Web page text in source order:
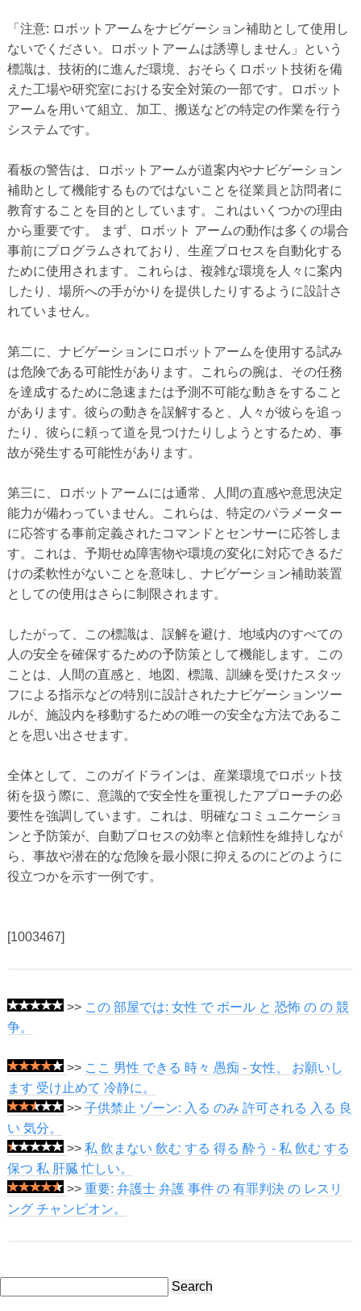
「注意: ロボットアームをナビゲーション補助として使用し
ないでください。ロボットアームは誘導しません」という
標識は、技術的に進んだ環境、おそらくロボット技術を備
えた工場や研究室における安全対策の一部です。ロボット
アームを用いて組立、加工、搬送などの特定の作業を行う
システムです。
看板の警告は、ロボットアームが道案内やナビゲーション
補助として機能するものではないことを従業員と訪問者に
教育することを目的としています。これはいくつかの理由
から重要です。 まず、ロボット アームの動作は多くの場合
事前にプログラムされており、生産プロセスを自動化する
ために使用されます。これらは、複雑な環境を人々に案内
したり、場所への手がかりを提供したりするように設計さ
れていません。
第二に、ナビゲーションにロボットアームを使用する試み
は危険である可能性があります。これらの腕は、その任務
を達成するために急速または予測不可能な動きをすること
があります。彼らの動きを誤解すると、人々が彼らを追っ
たり、彼らに頼って道を見つけたりしようとするため、事
故が発生する可能性があります。
第三に、ロボットアームには通常、人間の直感や意思決定
能力が備わっていません。これらは、特定のパラメーター
に応答する事前定義されたコマンドとセンサーに応答しま
す。これは、予期せぬ障害物や環境の変化に対応できるだ
けの柔軟性がないことを意味し、ナビゲーション補助装置
としての使用はさらに制限されます。
したがって、この標識は、誤解を避け、地域内のすべての
人の安全を確保するための予防策として機能します。この
ことは、人間の直感と、地図、標識、訓練を受けたスタッ
フによる指示などの特別に設計されたナビゲーションツー
ルが、施設内を移動するための唯一の安全な方法であるこ
とを思い出させます。
全体として、このガイドラインは、産業環境でロボット技
術を扱う際に、意識的で安全性を重視したアプローチの必
要性を強調しています。これは、明確なコミュニケーショ
ンと予防策が、自動プロセスの効率と信頼性を維持しなが
ら、事故や潜在的な危険を最小限に抑えるのにどのように
役立つかを示す一例です。
[1003467]
>> この 部屋では: 女性 で ボール と 恐怖 の の 競
争。
>> ここ 男性 できる 時々 愚痴 - 女性、 お願いし
ます 受け止めて 冷静に。
>> 子供禁止 ゾーン: 入る のみ 許可される 入る 良
い 気分。
>> 私 飲まない 飲む する 得る 酔う - 私 飲む する
保つ 私 肝臓 忙しい。
>> 重要: 弁護士 弁護 事件 の 有罪判決 の レスリ
ング チャンピオン。
Search